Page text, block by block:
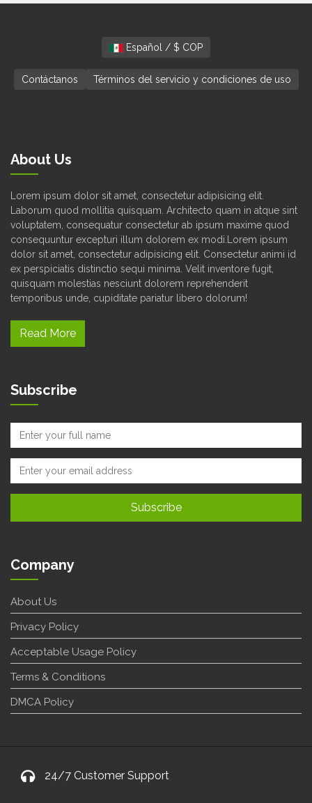
Español / $ COP
Contáctanos Términos del servicio y condiciones de uso
About Us
Lorem ipsum dolor sit amet, consectetur adipisicing elit.
Laborum quod mollitia quisquam. Architecto quam in atque sint
voluptatem, consequatur consectetur ab ipsum maxime quod
consequuntur excepturi illum dolorem ex modi.Lorem ipsum
dolor sit amet, consectetur adipisicing elit. Consectetur animi id
ex perspiciatis distinctio sequi minima. Velit inventore fugit,
quisquam molestias nesciunt dolorem reprehenderit
temporibus unde, cupiditate pariatur libero dolorum!
Read More
Subscribe
Company
About Us
Privacy Policy
Acceptable Usage Policy
Terms & Conditions
DMCA Policy
24/7 Customer Support